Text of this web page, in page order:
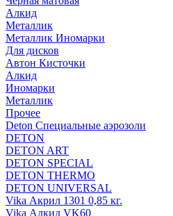
Алкид
Металлик
Металлик Иномарки
Для дисков
Автон Кисточки
Алкид
Иномарки
Металлик
Прочее
Deton Специальные аэрозоли
DETON
DETON ART
DETON SPECIAL
DETON THERMO
DETON UNIVERSAL
Vika Акрил 1301 0,85 кг.
Vika Алкид VK60